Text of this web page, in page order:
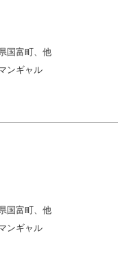
国富町、他
ンギャル
国富町、他
ンギャル